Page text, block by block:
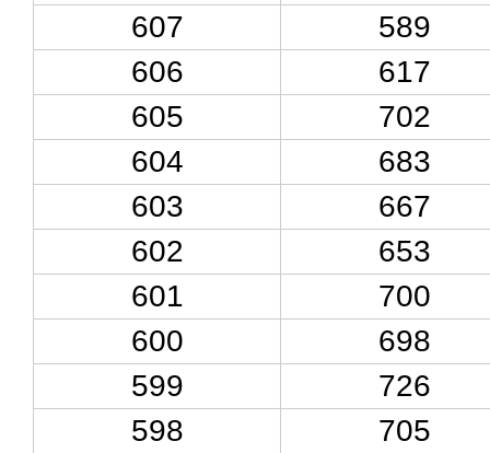
607
589
606
617
605
702
604
683
603
667
602
653
601
700
600
698
599
726
598
705